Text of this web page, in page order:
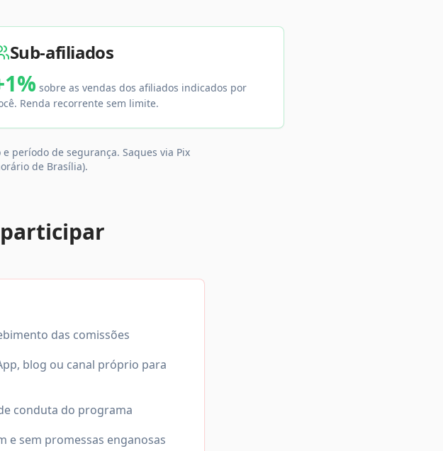
Sub-afiliados
sobre as vendas dos afiliados indicados por
Renda recorrente sem limite.
período de segurança. Saques via Pix
de Brasília).
das comissões
blog ou canal próprio para
conduta do programa
e sem promessas enganosas